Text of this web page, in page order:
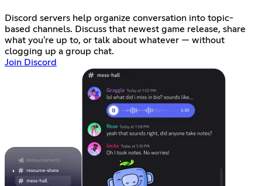
Discord servers help organize conversation into topic-
based channels. Discuss that newest game release, share
what you're up to, or talk about whatever — without
clogging up a group chat.
Join Discord